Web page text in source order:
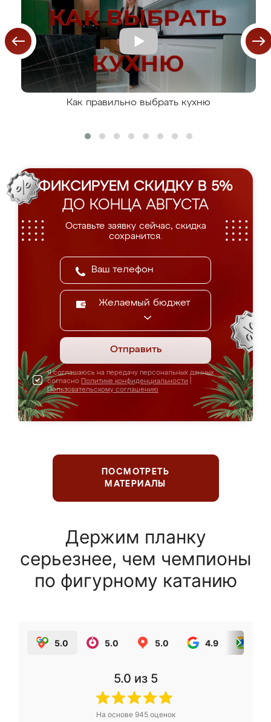
Как правильно выбрать кухню
ФИКСИРУЕМ СКИДКУ В 5%
ДО КОНЦА АВГУСТА
Оставьте заявку сейчас, скидка
сохранится.
Желаемый бюджет
Отправить
Я соглашаюсь на передачу персональных данных
согласно Политике конфиденциальности
Пользовательскому соглашению
ПОСМОТРЕТЬ
МАТЕРИАЛЫ
Держим планку
серьезнее, чем чемпионы
по фигурному катанию
5.0 5.0 5.0 4.9
5.0 из 5
На основе 945оценок